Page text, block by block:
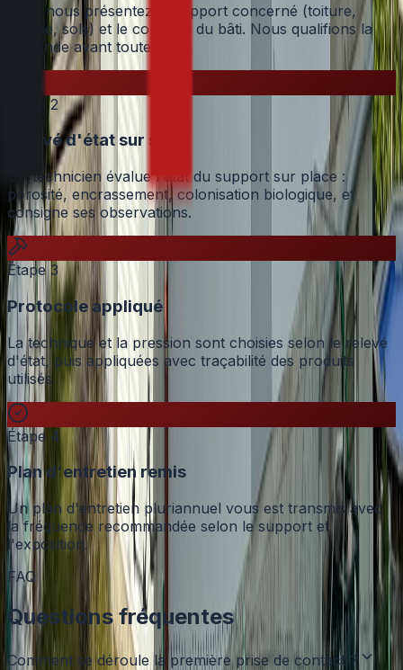
Vous nous présentez le support concerné (toiture,
façade, sols) et le contexte du bâti. Nous qualifions la
demande avant toute visite.
Étape2
Relevé d'état sur site
Un technicien évalue l'état du support sur place :
porosité, encrassement, colonisation biologique, et
consigne ses observations.
Étape3
Protocole appliqué
La technique et la pression sont choisies selon le relevé
d'état, puis appliquées avec traçabilité des produits
utilisés.
Étape 4
Plan d'entretien remis
Un plan d'entretien pluriannuel vous est transmis avec
la fréquence recommandée selon le support et
l'exposition.
FAQ
Questions fréquentes
Comment se déroule la première prise de contact ?